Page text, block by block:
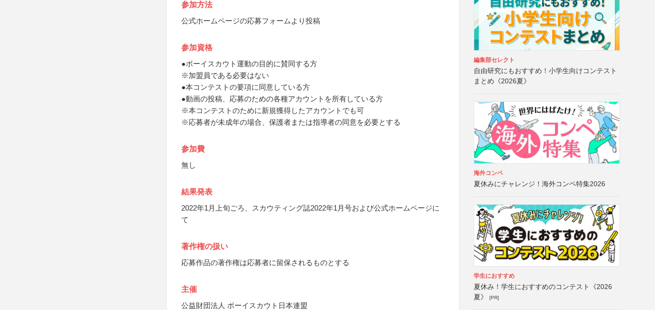
参加方法
公式ホームページの応募フォームより投稿
参加資格
●ボーイスカウト運動の目的に賛同する方
※加盟員である必要はない
●本コンテストの要項に同意している方
●動画の投稿、応募のための各種アカウントを所有している方
※本コンテストのために新規獲得したアカウントでも可
※応募者が未成年の場合、保護者または指導者の同意を必要とする
参加費
無し
結果発表
2022年1月上旬ごろ、スカウティング誌2022年1月号および公式ホームページに
て
著作権の扱い
応募作品の著作権は応募者に留保されるものとする
主催
公益財団法人 ボーイスカウト日本連盟
編集部セレクト
自由研究にもおすすめ！小学生向けコンテスト
まとめ《2026夏》
海外コンペ
夏休みにチャレンジ！海外コンペ特集2026
学生におすすめ
夏休み！学生におすすめのコンテスト《2026
夏》
[PR]